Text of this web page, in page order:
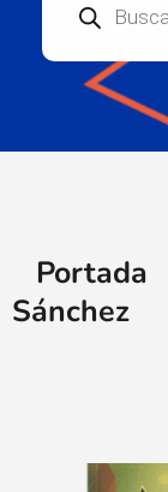
Portada
Sánchez